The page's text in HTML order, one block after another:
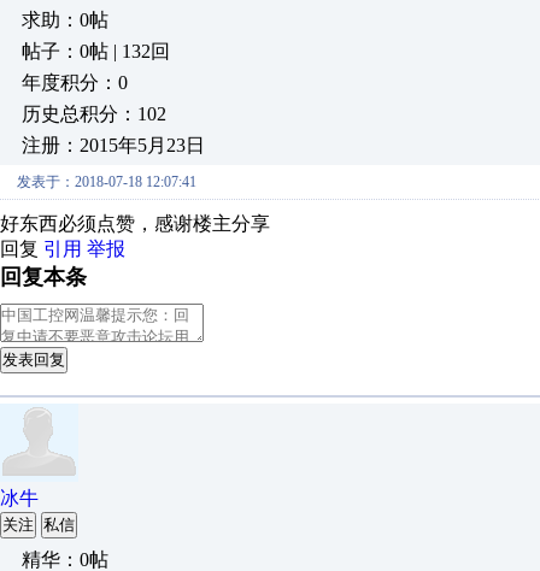
求助：0帖
帖子：0帖 | 132回
年度积分：0
历史总积分：102
注册：2015年5月23日
发表于：2018-07-18 12:07:41
好东西必须点赞，感谢楼主分享
回复 引用 举报
回复本条
发表回复
冰牛
关注 私信
精华：0帖